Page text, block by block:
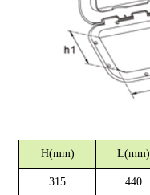
H(mm) L(mm)
315 440